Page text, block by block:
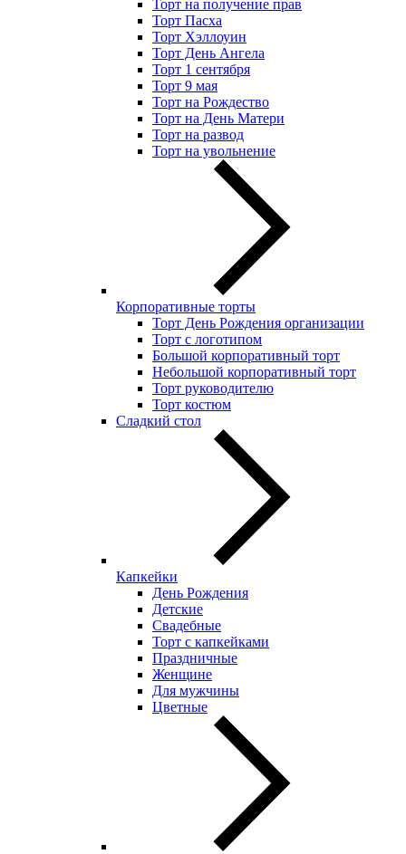
Торт на получение прав
Торт Пасха
Торт Хэллоуин
Торт День Ангела
Торт 1 сентября
Торт 9 мая
Торт на Рождество
Торт на День Матери
Торт на развод
Торт на увольнение
Корпоративные торты
Торт День Рождения организации
Торт с логотипом
Большой корпоративный торт
Небольшой корпоративный торт
Торт руководителю
Торт костюм
Сладкий стол
Капкейки
День Рождения
Детские
Свадебные
Торт с капкейками
Праздничные
Женщине
Для мужчины
Цветные